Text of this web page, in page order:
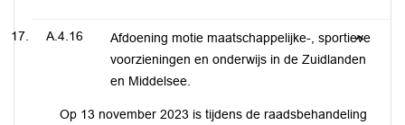
A.4.16
Afdoening motie maatschappelijke-, sportieve
voorzieningen en onderwijs in de Zuidlanden
en Middelsee.
Op 13 november 2023 is tijdens de raadsbehandeling